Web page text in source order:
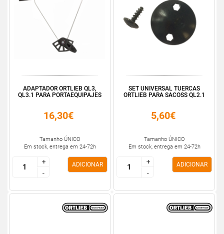
ADAPTADOR ORTLIEB QL3,
QL3.1 PARA PORTAEQUIPAJES
16,30€
Tamanho ÚNICO
Em stock, entrega em 24-72h
+
-
+
-
ADICIONAR
SET UNIVERSAL TUERCAS
ORTLIEB PARA SACOSS QL2.1
5,60€
Tamanho ÚNICO
Em stock, entrega em 24-72h
+
-
+
-
ADICIONAR